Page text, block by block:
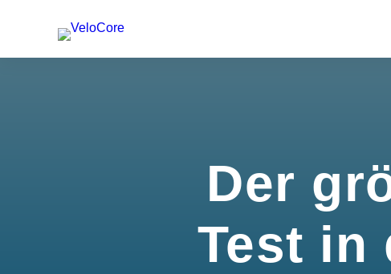
Der
Test in